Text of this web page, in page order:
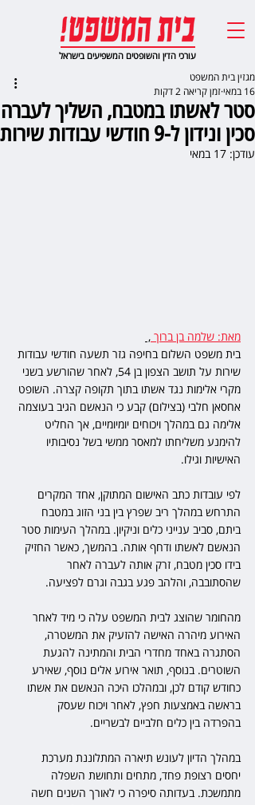
עורכי הדין והשופטים המשפיעים בישראל
סטר לאשתו במטבח, השליך לעברה
סכין ונידון ל-9 חודשי עבודות שירות
מגזין בית המשפט
16 במאי
זמן קריאה 2 דקות
עודכן: 17 במאי
מאת: שלמה בן ברוך ,
בית משפט השלום בחיפה גזר תשעה חודשי עבודות
שירות על תושב הצפון בן 54, לאחר שהורשע בשני
מקרי אלימות נגד אשתו בתוך תקופה קצרה. השופט
אחסאן חלבי (בצילום) קבע כי הנאשם הגיב בעוצמה
אלימה גם במהלך ויכוחים יומיומיים, אך החליט
להימנע משליחתו למאסר ממשי בשל נסיבותיו
האישיות וגילו.
לפי עובדות כתב האישום המתוקן, אחד המקרים
התרחש במהלך ריב שפרץ בין בני הזוג במטבח
ביתם, סביב ענייני כלים וניקיון. במהלך העימות סטר
הנאשם לאשתו ודחף אותה. בהמשך, כאשר החזיק
בידו סכין מטבח, זרק אותה לעברה לאחר
שהסתובבה, והלהב פגע בגבה וגרם לפציעה.
מהחומר שהוצג לבית המשפט עלה כי מיד לאחר
האירוע מיהרה האישה להזעיק את המשטרה,
הסתגרה באחד מחדרי הבית והמתינה להגעת
השוטרים. בנוסף, תואר אירוע אלים נוסף, שאירע
כחודש קודם לכן, ובמהלכו היכה הנאשם את אשתו
בראשה באמצעות חפץ, לאחר ויכוח שעסק
בהפרדה בין כלים חלביים לבשריים.
במהלך הדיון לעונש תיארה המתלוננת מערכת
יחסים רצופת פחד, מתחים ותחושת השפלה
מתמשכת. בעדותה סיפרה כי לאורך השנים חשה